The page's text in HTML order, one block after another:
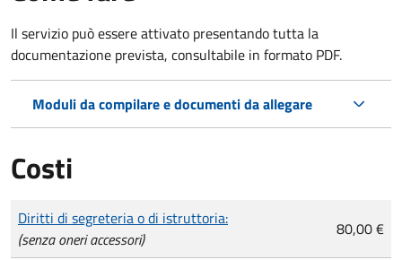
Il servizio può essere attivato presentando tutta la
documentazione prevista, consultabile in formato PDF.
Moduli da compilare e documenti da allegare
Costi
Tipo di pagamento
Importo
Diritti di segreteria o di istruttoria:
(senza oneri accessori)
80,00 €